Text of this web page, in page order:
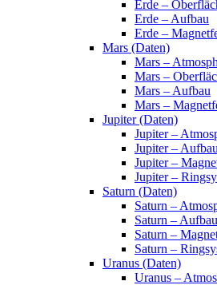
Erde –
Erde – Aufbau
Erde –
Mars (Daten)
Mars –
Mars –
Mars – Aufbau
Mars –
Jupiter (Daten)
Jupiter –
Jupiter – Aufbau
Jupiter –
Jupiter –
Saturn (Daten)
Saturn –
Saturn – Aufbau
Saturn –
Saturn –
Uranus (Daten)
Uranus –